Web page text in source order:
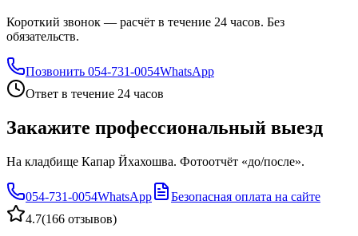
Короткий звонок — расчёт в течение 24 часов. Без
обязательств.
Позвонить 054-731-0054WhatsApp
Ответ в течение 24 часов
Закажите профессиональный выезд
На кладбище Капар Йхахошва. Фотоотчёт «до/после».
054-731-0054WhatsApp
Безопасная оплата на сайте
4.7(166 отзывов)